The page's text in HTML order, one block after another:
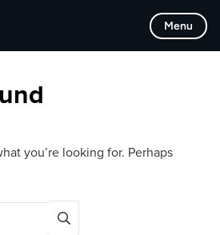
Menu
you’re looking for. Perhaps